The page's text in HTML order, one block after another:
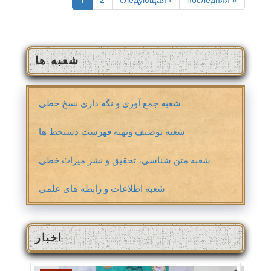
شعبه ها
شعبه جمع آوری و نگه داری نسخ خطی
شعبه توصیف وتهیه فهرست دستخط ها
شعبه متن شناسی، تحقیق و نشر میراث خطی
شعبه اطلاعات و رابطه های علمی
اخبار